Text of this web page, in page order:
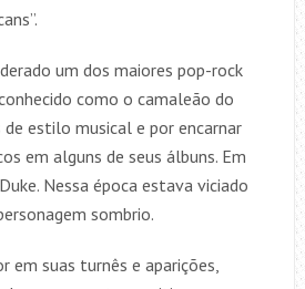
um dos maiores pop-rock
como o camaleão do
de estilo musical e por encarnar
em alguns de seus álbuns. Em
Nessa época estava viciado
sombrio.
em suas turnês e aparições,